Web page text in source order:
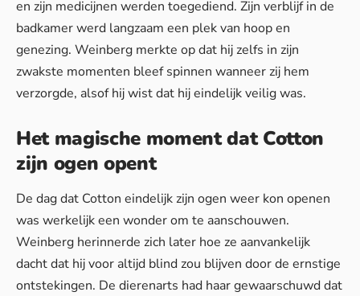
en zijn medicijnen werden toegediend. Zijn verblijf in de
badkamer werd langzaam een plek van hoop en
genezing. Weinberg merkte op dat hij zelfs in zijn
zwakste momenten bleef spinnen wanneer zij hem
verzorgde, alsof hij wist dat hij eindelijk veilig was.
Het magische moment dat Cotton
zijn ogen opent
De dag dat Cotton eindelijk zijn ogen weer kon openen
was werkelijk een wonder om te aanschouwen.
Weinberg herinnerde zich later hoe ze aanvankelijk
dacht dat hij voor altijd blind zou blijven door de ernstige
ontstekingen. De dierenarts had haar gewaarschuwd dat